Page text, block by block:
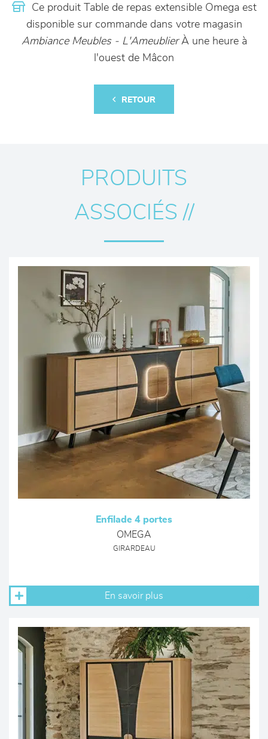
Ce produit Table de repas extensible Omega est
disponible sur commande dans votre magasin
Ambiance Meubles - L'AmeublierÀ une heure à
l'ouest de Mâcon
RETOUR
PRODUITS
ASSOCIÉS //
Enfilade 4 portes
OMEGA
GIRARDEAU
En savoir plus